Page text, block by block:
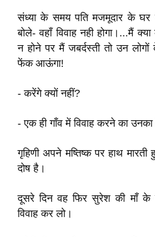
संध्या के समय पति मजमूदार के
बोले- वहाँ विवाह नही होगा।...मैं
न होने पर मैं जबर्दस्ती तो उन
फेंक आऊंगा!
- करेंगे क्यों नहीं?
- एक ही गाँव में विवाह करने का उनका
गृहिणी अपने मष्तिष्क पर हाथ मारती
दोष है।
दूसरे दिन वह फिर सुरेश की माँ के
विवाह कर लो।